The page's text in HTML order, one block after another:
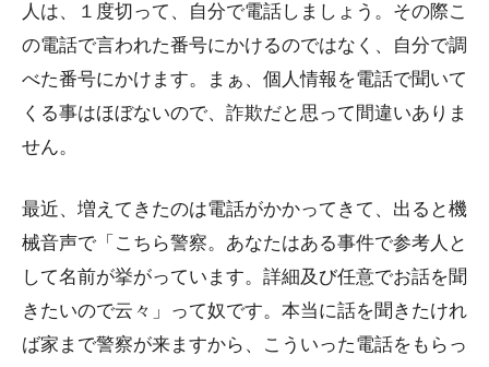
人は、１度切って、自分で電話しましょう。その際こ
の電話で言われた番号にかけるのではなく、自分で調
べた番号にかけます。まぁ、個人情報を電話で聞いて
くる事はほぼないので、詐欺だと思って間違いありま
せん。
最近、増えてきたのは電話がかかってきて、出ると機
械音声で「こちら警察。あなたはある事件で参考人と
して名前が挙がっています。詳細及び任意でお話を聞
きたいので云々」って奴です。本当に話を聞きたけれ
ば家まで警察が来ますから、こういった電話をもらっ